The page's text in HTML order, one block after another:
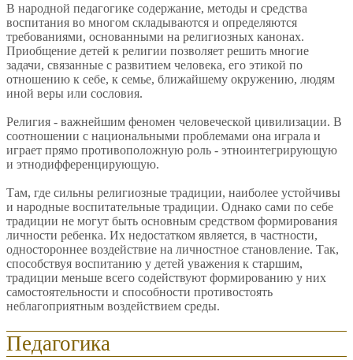
В народной педагогике содержание, методы и средства
воспитания во многом складываются и определяются
требованиями, основанными на религиозных канонах.
Приобщение детей к религии позволяет решить многие
задачи, связанные с развитием человека, его этикой по
отношению к себе, к семье, ближайшему окружению, людям
иной веры или сословия.
Религия - важнейшим феномен человеческой цивилизации. В
соотношении с национальными проблемами она играла и
играет прямо противоположную роль - этноинтегрирующую
и этнодифференцирующую.
Там, где сильны религиозные традиции, наиболее устойчивы
и народные воспитательные традиции. Однако сами по себе
традиции не могут быть основным средством формирования
личности ребенка. Их недостатком является, в частности,
одностороннее воздействие на личностное становление. Так,
способствуя воспитанию у детей уважения к старшим,
традиции меньше всего содействуют формированию у них
самостоятельности и способности противостоять
неблагоприятным воздействием среды.
Педагогика